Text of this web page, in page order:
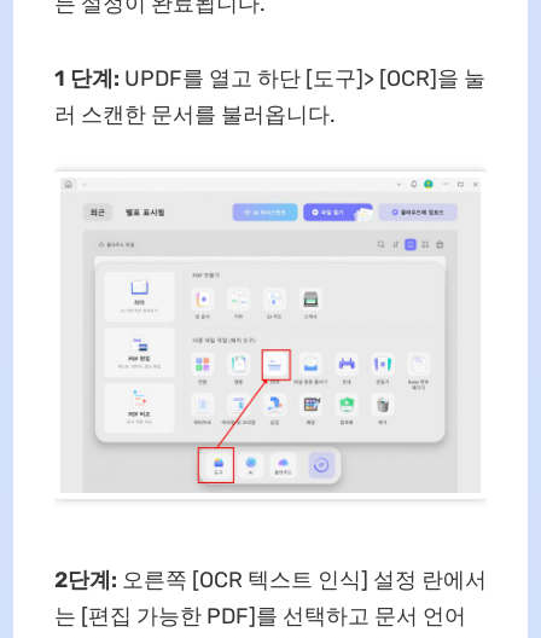
1 단계: UPDF를 열고 하단 [도구]> [OCR]을 눌
러 스캔한 문서를 불러옵니다.
2단계: 오른쪽 [OCR 텍스트 인식] 설정 란에서
는 [편집 가능한 PDF]를 선택하고 문서 언어